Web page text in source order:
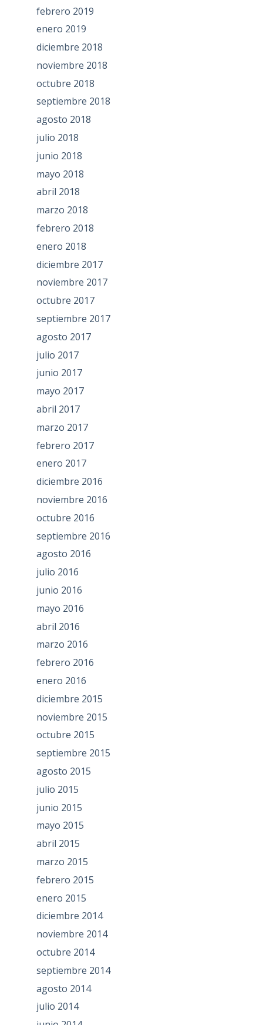
febrero 2019
enero 2019
diciembre 2018
noviembre 2018
octubre 2018
septiembre 2018
agosto 2018
julio 2018
junio 2018
mayo 2018
abril 2018
marzo 2018
febrero 2018
enero 2018
diciembre 2017
noviembre 2017
octubre 2017
septiembre 2017
agosto 2017
julio 2017
junio 2017
mayo 2017
abril 2017
marzo 2017
febrero 2017
enero 2017
diciembre 2016
noviembre 2016
octubre 2016
septiembre 2016
agosto 2016
julio 2016
junio 2016
mayo 2016
abril 2016
marzo 2016
febrero 2016
enero 2016
diciembre 2015
noviembre 2015
octubre 2015
septiembre 2015
agosto 2015
julio 2015
junio 2015
mayo 2015
abril 2015
marzo 2015
febrero 2015
enero 2015
diciembre 2014
noviembre 2014
octubre 2014
septiembre 2014
agosto 2014
julio 2014